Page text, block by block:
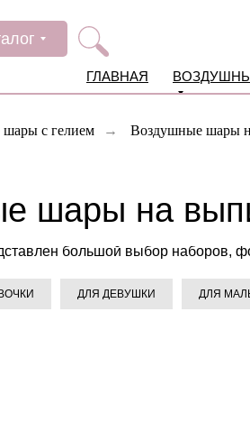
ГЛАВНАЯ
с гелием → Воздушные шары
шары на
большой выбор наборов,
ДЛЯ ДЕВУШКИ ДЛЯ